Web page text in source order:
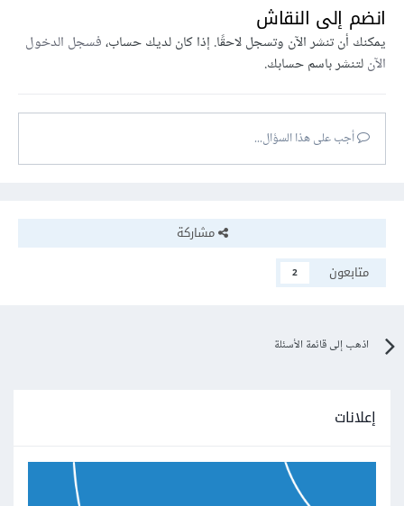
انضم إلى النقاش
يمكنك أن تنشر الآن وتسجل لاحقًا. إذا كان لديك حساب،فسجل الدخول
الآنلتنشر باسم حسابك.
أجب على هذا السؤال...
مشاركة
متابعون
2
اذهب إلى قائمة الأسئلة
إعلانات